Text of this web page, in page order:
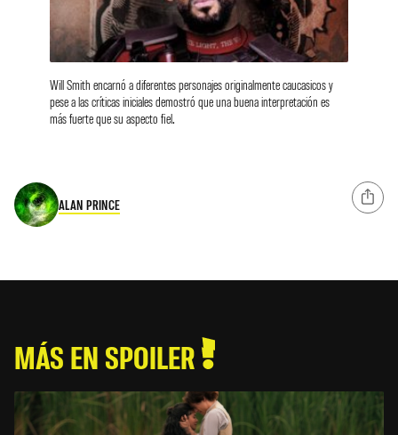
Will Smith encarnó a diferentes personajes originalmente caucasicos y
pese a las críticas iniciales demostró que una buena interpretación es
más fuerte que su aspecto fiel.
ALAN PRINCE
MÁS EN SPOILER